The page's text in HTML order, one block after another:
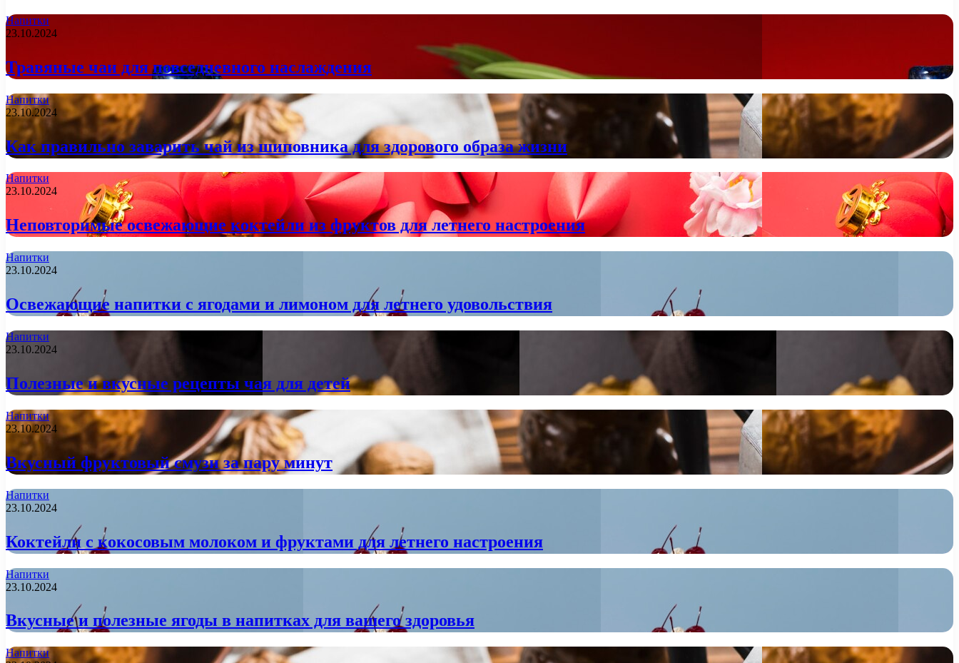
Напитки
23.10.2024
Травяные чаи для повседневного наслаждения
Напитки
23.10.2024
Как правильно заварить чай из шиповника для здорового образа жизни
Напитки
23.10.2024
Неповторимые освежающие коктейли из фруктов для летнего настроения
Напитки
23.10.2024
Освежающие напитки с ягодами и лимоном для летнего удовольствия
Напитки
23.10.2024
Полезные и вкусные рецепты чая для детей
Напитки
23.10.2024
Вкусный фруктовый смузи за пару минут
Напитки
23.10.2024
Коктейли с кокосовым молоком и фруктами для летнего настроения
Напитки
23.10.2024
Вкусные и полезные ягоды в напитках для вашего здоровья
Напитки